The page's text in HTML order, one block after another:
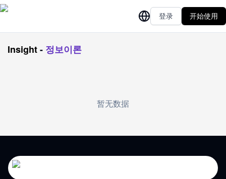
登录 开始使用
Insight- 정보이론
暂无数据